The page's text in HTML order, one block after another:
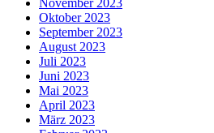
November 2023
Oktober 2023
September 2023
August 2023
Juli 2023
Juni 2023
Mai 2023
April 2023
März 2023